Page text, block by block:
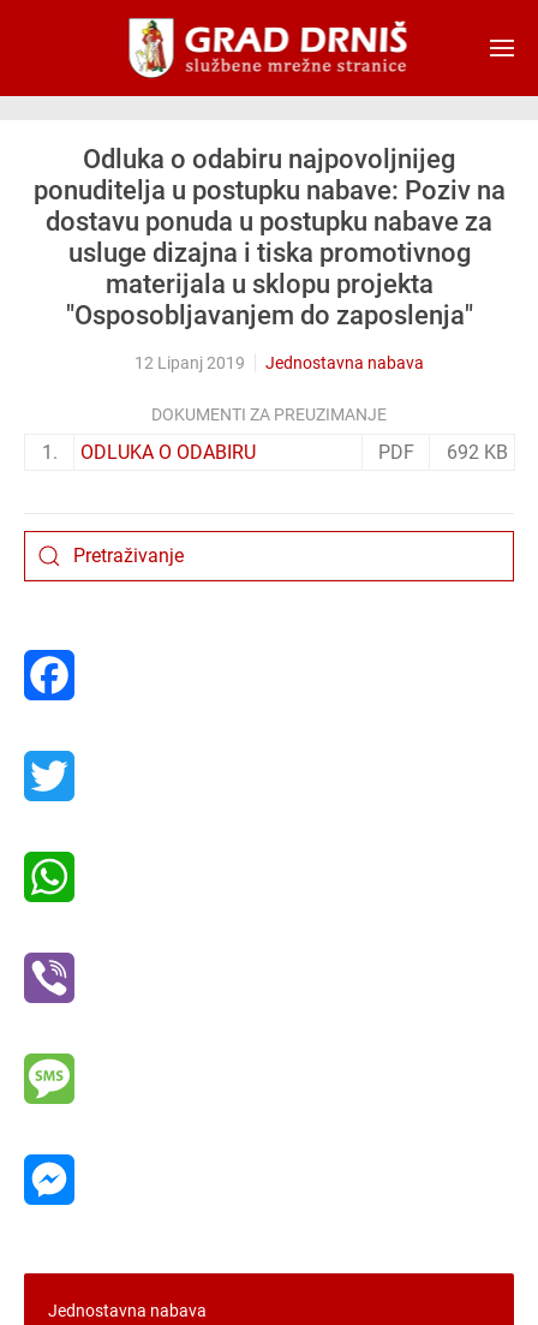
Skip to main content
Odluka o odabiru najpovoljnijeg
ponuditelja u postupku nabave: Poziv na
dostavu ponuda u postupku nabave za
usluge dizajna i tiska promotivnog
materijala u sklopu projekta
"Osposobljavanjem do zaposlenja"
12 Lipanj 2019 Jednostavna nabava
DOKUMENTI ZA PREUZIMANJE
1. ODLUKA O ODABIRU PDF 692 KB
Jednostavna nabava